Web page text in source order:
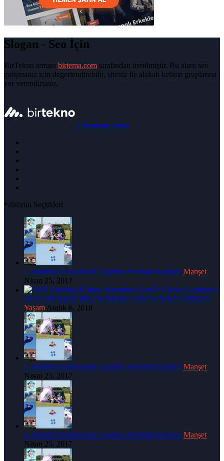
Slogan - Seo İçin
BirTekno teması birtema.com tarafından üretilmiştir. Bu alanı seo
çalışmanız için değerlendirebilir, siteniz ile alakalı kelime gruplarına
yer verebilirsiniz.
| Premium Tema
Editörün Seçtikleri
5. İstanbul Uluslararası Uçurtma Festivali başlıyor Manşet
Nisan 25, 2017
2019 Astroloji & Burç Yorumları: Yeni Yıl Neler Getiriyor?
Yaşam Aralık 6, 2018
5. İstanbul Uluslararası Uçurtma Festivali başlıyor Manşet
Nisan 25, 2017
5. İstanbul Uluslararası Uçurtma Festivali başlıyor Manşet
Nisan 25, 2017